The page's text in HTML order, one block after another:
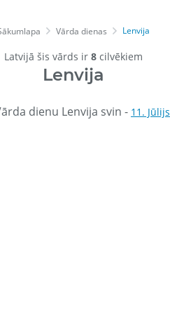
Vārda dienas Lenvija
Latvijā šis vārds ir 8 cilvēkiem
Lenvija
dienu Lenvija svin - 11. Jūlijs